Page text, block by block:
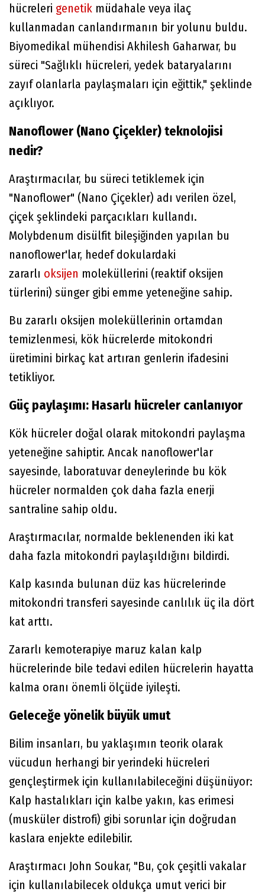
hücreleri genetik müdahale veya ilaç
kullanmadan canlandırmanın bir yolunu buldu.
Biyomedikal mühendisi Akhilesh Gaharwar, bu
süreci "Sağlıklı hücreleri, yedek bataryalarını
zayıf olanlarla paylaşmaları için eğittik," şeklinde
açıklıyor.
Nanoflower (Nano Çiçekler) teknolojisi
nedir?
Araştırmacılar, bu süreci tetiklemek için
"Nanoflower" (Nano Çiçekler) adı verilen özel,
çiçek şeklindeki parçacıkları kullandı.
Molybdenum disülfit bileşiğinden yapılan bu
nanoflower'lar, hedef dokulardaki
zararlı oksijen moleküllerini (reaktif oksijen
türlerini) sünger gibi emme yeteneğine sahip.
Bu zararlı oksijen moleküllerinin ortamdan
temizlenmesi, kök hücrelerde mitokondri
üretimini birkaç kat artıran genlerin ifadesini
tetikliyor.
Güç paylaşımı: Hasarlı hücreler canlanıyor
Kök hücreler doğal olarak mitokondri paylaşma
yeteneğine sahiptir. Ancak nanoflower'lar
sayesinde, laboratuvar deneylerinde bu kök
hücreler normalden çok daha fazla enerji
santraline sahip oldu.
Araştırmacılar, normalde beklenenden iki kat
daha fazla mitokondri paylaşıldığını bildirdi.
Kalp kasında bulunan düz kas hücrelerinde
mitokondri transferi sayesinde canlılık üç ila dört
kat arttı.
Zararlı kemoterapiye maruz kalan kalp
hücrelerinde bile tedavi edilen hücrelerin hayatta
kalma oranı önemli ölçüde iyileşti.
Geleceğe yönelik büyük umut
Bilim insanları, bu yaklaşımın teorik olarak
vücudun herhangi bir yerindeki hücreleri
gençleştirmek için kullanılabileceğini düşünüyor:
Kalp hastalıkları için kalbe yakın, kas erimesi
(musküler distrofi) gibi sorunlar için doğrudan
kaslara enjekte edilebilir.
Araştırmacı John Soukar, "Bu, çok çeşitli vakalar
için kullanılabilecek oldukça umut verici bir